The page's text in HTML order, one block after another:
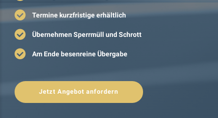
Termine kurzfristige erhältlich
Übernehmen Sperrmüll und Schrott
Am Ende besenreine Übergabe
Jetzt Angebot anfordern